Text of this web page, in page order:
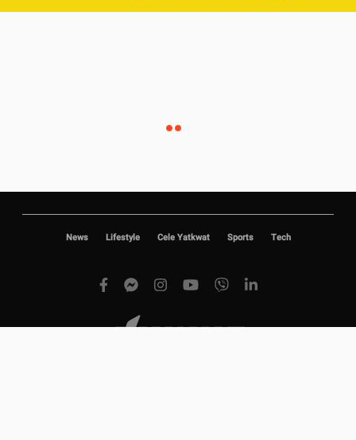
News Lifestyle Cele Yatkwat Sports Tech